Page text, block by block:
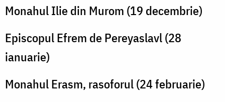
Monahul Ilie din Murom (19 decembrie)
Episcopul Efrem de Pereyaslavl (28
ianuarie)
Monahul Erasm, rasoforul (24 februarie)